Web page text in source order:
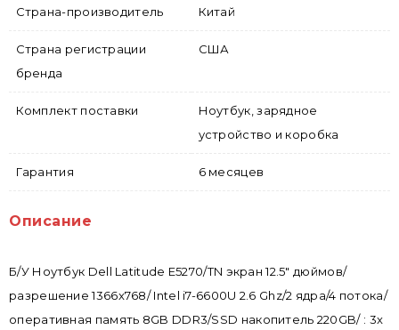
Страна-производитель Китай
Страна регистрации
бренда
США
Комплект поставки
Ноутбук, зарядное
устройство и коробка
Гарантия 6 месяцев
Описание
Б/У Ноутбук Dell Latitude E5270/TN экран 12.5" дюймов/
разрешение 1366x768/ Intel i7-6600U 2.6 Ghz/2 ядра/4 потока/
оперативная память 8GB DDR3/SSD накопитель 220GB/ : 3x